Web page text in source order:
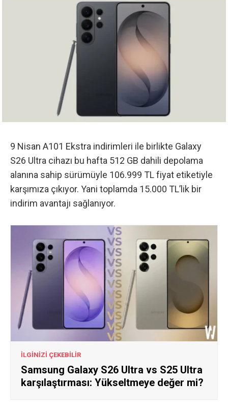
9 Nisan A101 Ekstra indirimleri ile birlikte Galaxy
S26 Ultra cihazı bu hafta 512 GB dahili depolama
alanına sahip sürümüyle 106.999 TL fiyat etiketiyle
karşımıza çıkıyor. Yani toplamda 15.000 TL’lik bir
indirim avantajı sağlanıyor.
İLGİNİZİ ÇEKEBİLİR
Samsung Galaxy S26 Ultra vs S25 Ultra
karşılaştırması: Yükseltmeye değer mi?